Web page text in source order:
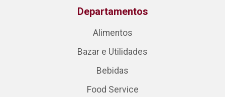
Departamentos
Alimentos
Bazar e Utilidades
Bebidas
Food Service